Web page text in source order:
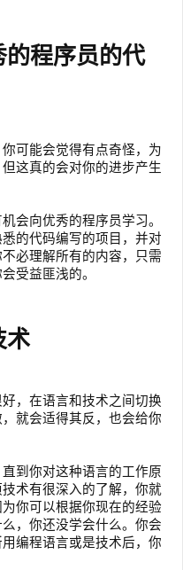
程序员的代
可能会觉得有点奇怪，为
这真的会对你的进步产生
会向优秀的程序员学习。
的代码编写的项目，并对
必理解所有的内容，只需
受益匪浅的。
术
，在语言和技术之间切换
就会适得其反，也会给你
到你对这种语言的工作原
术有很深入的了解，你就
你可以根据你现在的经验
，你还没学会什么。你会
编程语言或是技术后，你